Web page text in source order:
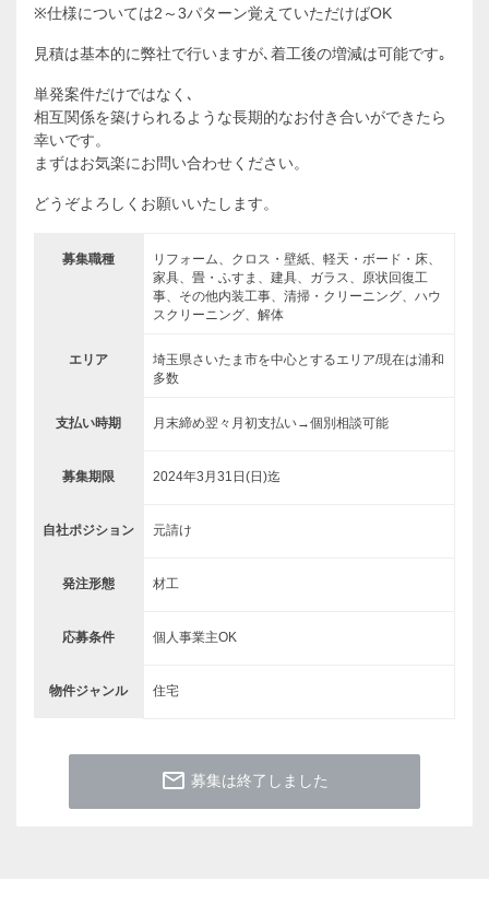
※仕様については2～3パターン覚えていただけばOK
見積は基本的に弊社で行いますが､着工後の増減は可能です｡
単発案件だけではなく､
相互関係を築けられるような長期的なお付き合いができたら
幸いです。
まずはお気楽にお問い合わせください。
どうぞよろしくお願いいたします。
募集職種
リフォーム、クロス・壁紙、軽天・ボード・床、
家具、畳・ふすま、建具、ガラス、原状回復工
事、その他内装工事、清掃・クリーニング、ハウ
スクリーニング、解体
エリア
埼玉県さいたま市を中心とするエリア/現在は浦和
多数
支払い時期 月末締め翌々月初支払い→個別相談可能
募集期限 2024年3月31日(日)迄
自社ポジション 元請け
発注形態 材工
応募条件 個人事業主OK
物件ジャンル 住宅
mail_outline 募集は終了しました